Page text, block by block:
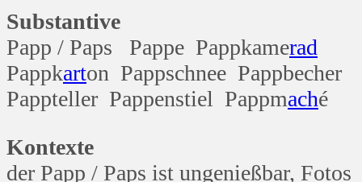
Substantive
Papp / Paps Pappe Pappkamerad
Pappkarton Pappschnee Pappbecher
Pappteller Pappenstiel Pappmaché
Kontexte
der Papp / Paps ist ungenießbar, Fotos